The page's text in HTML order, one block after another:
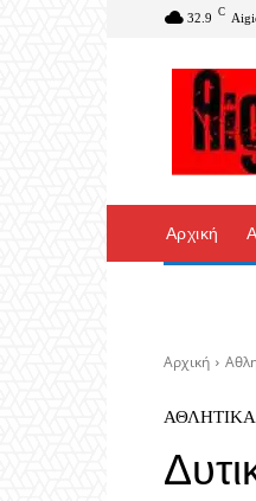
32.9 C
Αρχική
Αρχική
ΑΘΛΗΤΙΚΆ